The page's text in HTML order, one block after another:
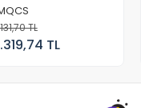
TL
TL